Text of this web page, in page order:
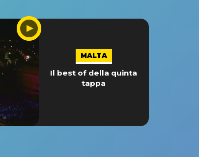
MALTA
Il best of della quinta
tappa